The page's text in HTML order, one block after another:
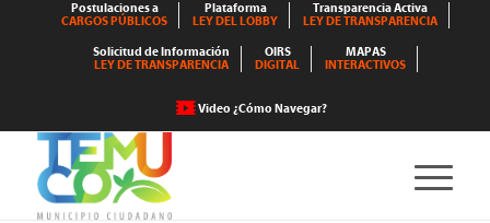
Postulaciones a
CARGOS PÚBLICOS
Plataforma
LEY DEL LOBBY
Transparencia Activa
LEY DE TRANSPARENCIA
Solicitud de Información
LEY DE TRANSPARENCIA
OIRS
DIGITAL
MAPAS
INTERACTIVOS
Video ¿Cómo Navegar?